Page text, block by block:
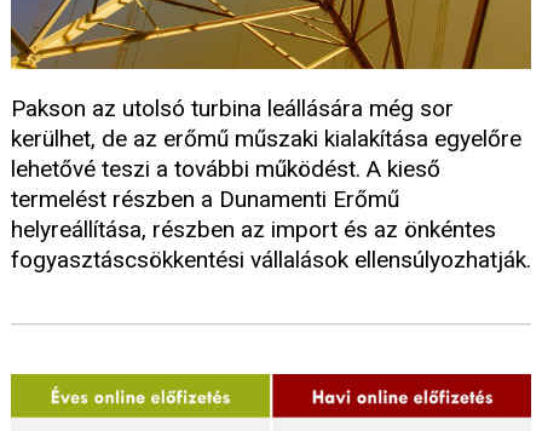
Pakson az utolsó turbina leállására még sor
kerülhet, de az erőmű műszaki kialakítása egyelőre
lehetővé teszi a további működést. A kieső
termelést részben a Dunamenti Erőmű
helyreállítása, részben az import és az önkéntes
fogyasztáscsökkentési vállalások ellensúlyozhatják.